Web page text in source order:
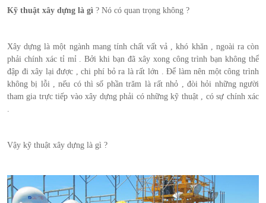
Kỹ thuật xây dựng là gì ? Nó có quan trọng không ?
Xây dựng là một ngành mang tính chất vất vả , khó khăn , ngoài ra còn
phải chính xác tỉ mỉ . Bởi khi bạn đã xây xong công trình bạn không thể
đập đi xây lại được , chi phí bỏ ra là rất lớn . Để làm nên một công trình
không bị lỗi , nếu có thì số phần trăm là rất nhỏ , đòi hỏi những người
tham gia trực tiếp vào xây dựng phải có những kỹ thuật , có sự chính xác
.
Vậy kỹ thuật xây dựng là gì ?